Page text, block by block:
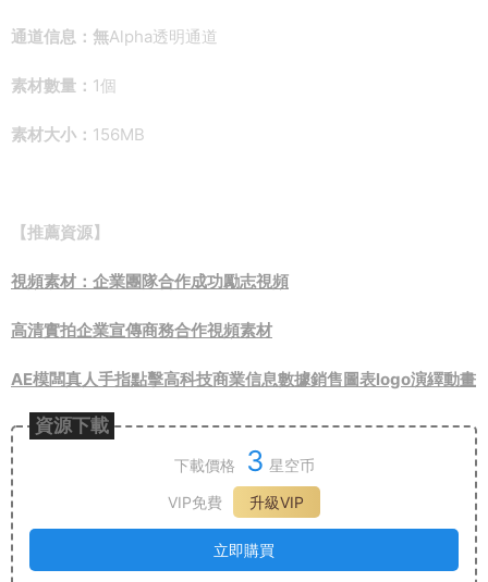
通道信息：無Alpha透明通道
素材數量： 1個
素材大小： 156MB
【推薦資源】
視頻素材：企業團隊合作成功勵志視頻
高清實拍企業宣傳商務合作視頻素材
AE模闆真人手指點擊高科技商業信息數據銷售圖表logo演繹動畫
資源下載
下載價格 3 星空币
VIP免費
升級VIP
立即購買